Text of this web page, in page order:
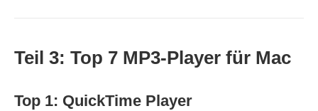
Teil 3: Top 7 MP3-Player für Mac
Top 1: QuickTime Player